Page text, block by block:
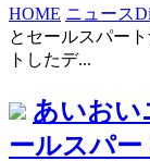
HOME ニュース
とセールスパー
トしたデ...
あいおい
ールスパ